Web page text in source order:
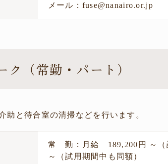
メール：fuse@nanairo.or.jp
ク（常勤・パート）
助と待合室の清掃などを行います。
常 勤：月給 189,200円 ～（
～（試用期間中も同額）